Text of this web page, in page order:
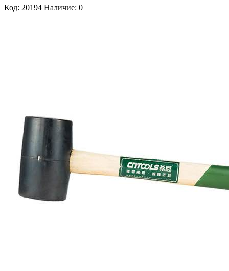
Код: 20194 Наличие: 0